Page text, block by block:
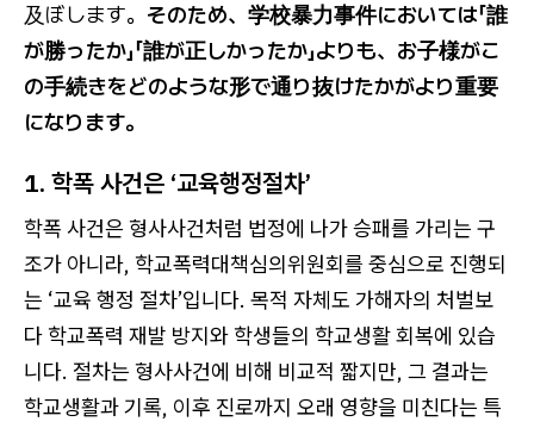
及ぼします。 そのため、学校暴力事件においては「誰
が勝ったか」「誰が正しかったか」よりも、お子様がこ
の手続きをどのような形で通り抜けたかがより重要
になります。
1. 학폭 사건은 ‘교육행정절차’
학폭 사건은 형사사건처럼 법정에 나가 승패를 가리는 구
조가 아니라, 학교폭력대책심의위원회를 중심으로 진행되
는 ‘교육 행정 절차’입니다. 목적 자체도 가해자의 처벌보
다 학교폭력 재발 방지와 학생들의 학교생활 회복에 있습
니다. 절차는 형사사건에 비해 비교적 짧지만, 그 결과는
학교생활과 기록, 이후 진로까지 오래 영향을 미친다는 특